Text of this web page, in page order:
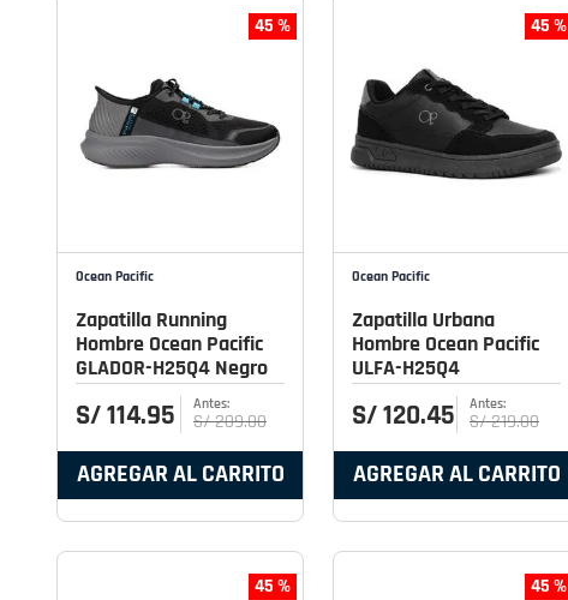
45 %
Ocean Pacific
Zapatilla Running
Hombre Ocean Pacific
GLADOR-H25Q4 Negro
S/114.95 S/209.00
AGREGAR AL CARRITO
45 %
Ocean Pacific
Zapatilla Urbana
Hombre Ocean Pacific
ULFA-H25Q4
S/120.45 S/219.00
AGREGAR AL CARRITO
45 % 45 %